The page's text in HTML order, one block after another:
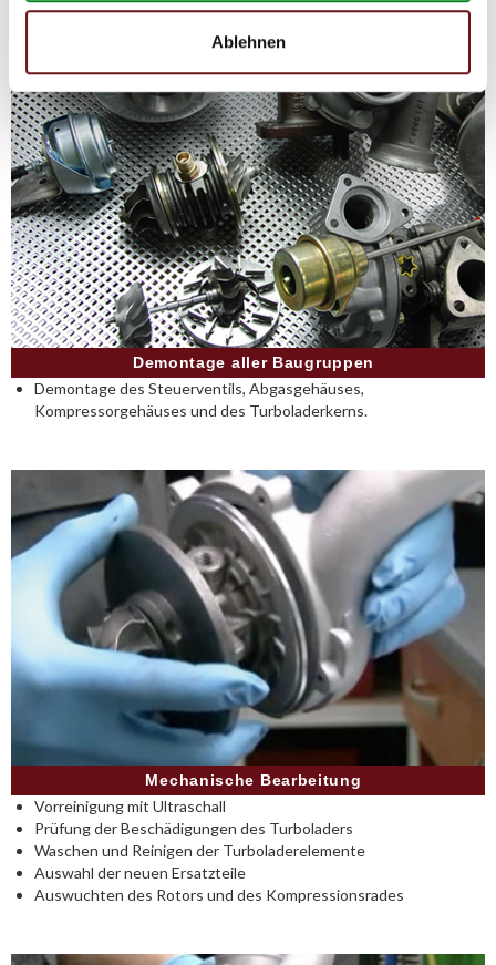
Ablehnen
Demontage aller Baugruppen
Demontage des Steuerventils, Abgasgehäuses,
Kompressorgehäuses und des Turboladerkerns.
Mechanische Bearbeitung
Vorreinigung mit Ultraschall
Prüfung der Beschädigungen des Turboladers
Waschen und Reinigen der Turboladerelemente
Auswahl der neuen Ersatzteile
Auswuchten des Rotors und des Kompressionsrades